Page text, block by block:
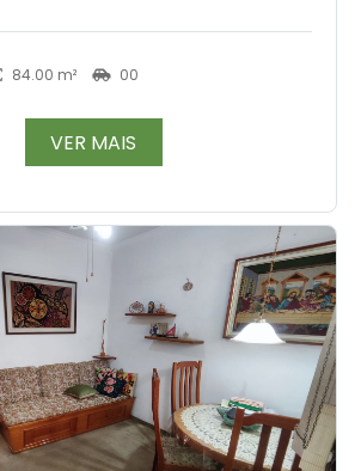
84.00 m² 00
VER MAIS